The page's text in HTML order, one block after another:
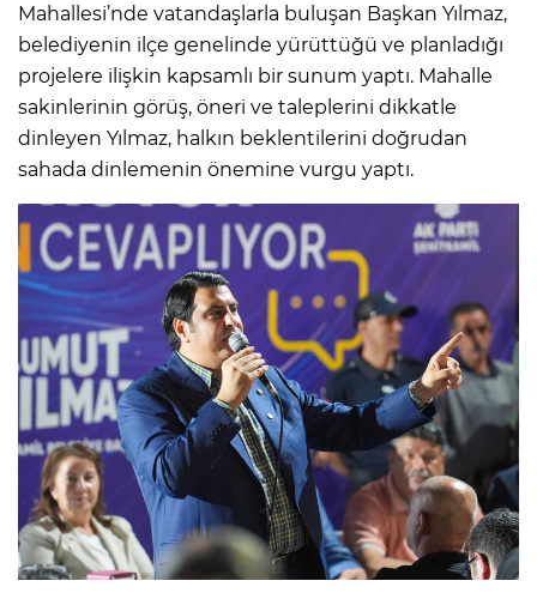
Mahallesi’nde vatandaşlarla buluşan Başkan Yılmaz,
belediyenin ilçe genelinde yürüttüğü ve planladığı
projelere ilişkin kapsamlı bir sunum yaptı. Mahalle
sakinlerinin görüş, öneri ve taleplerini dikkatle
dinleyen Yılmaz, halkın beklentilerini doğrudan
sahada dinlemenin önemine vurgu yaptı.